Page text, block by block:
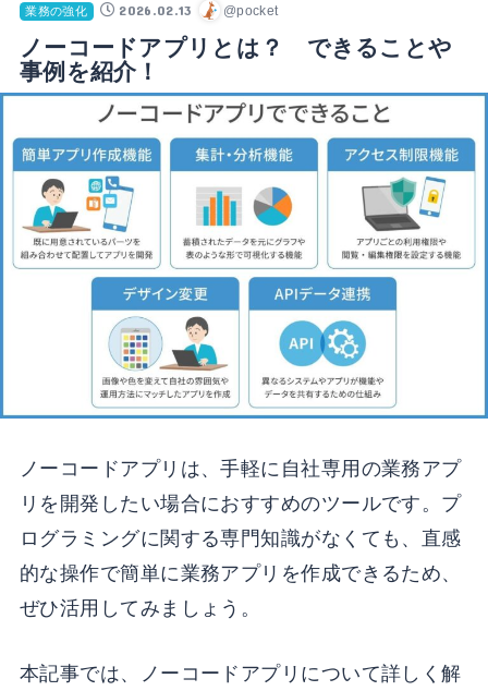
業務の強化 2026.02.13 @pocket
ノーコードアプリとは？ できることや
事例を紹介！
ノーコードアプリは、手軽に自社専用の業務アプ
リを開発したい場合におすすめのツールです。プ
ログラミングに関する専門知識がなくても、直感
的な操作で簡単に業務アプリを作成できるため、
ぜひ活用してみましょう。
本記事では、ノーコードアプリについて詳しく解